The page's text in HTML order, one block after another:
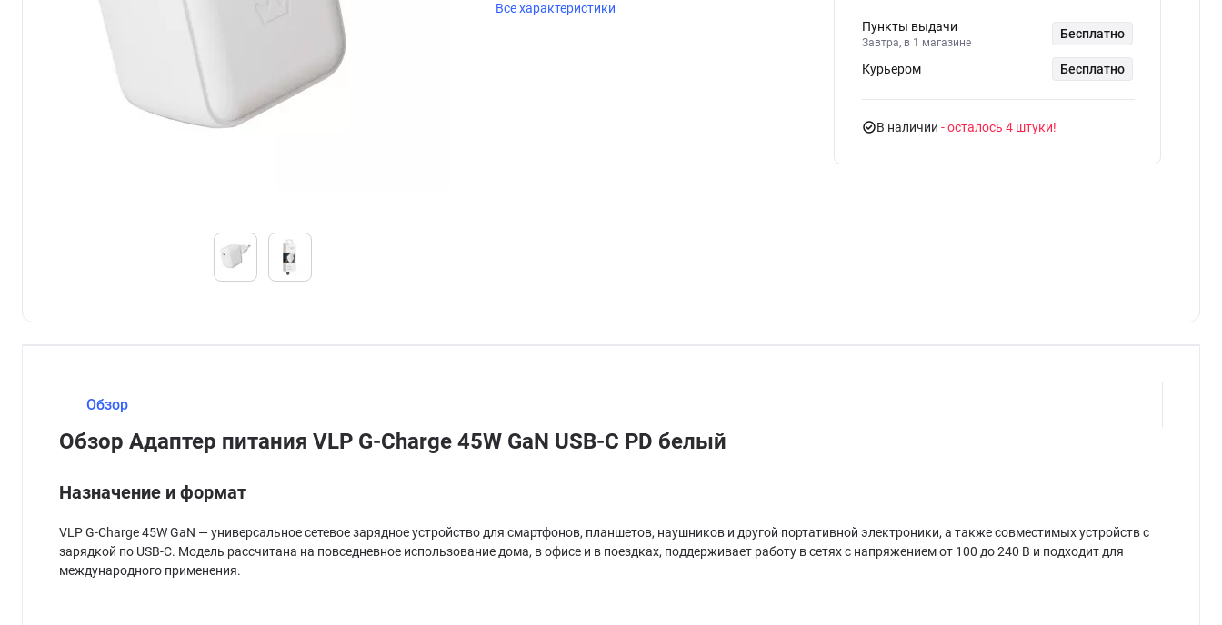
Все характеристики
Пункты выдачи
Завтра, в 1 магазине
Бесплатно
Курьером Бесплатно
В наличии - осталось 4 штуки
Обзор
Обзор Адаптер питания VLP G-Charge 45W GaN USB-C PD белый
Назначение и формат
VLP G-Charge 45W GaN — универсальное сетевое зарядное устройство для смартфонов, планшетов, наушников и другой портативной электроники, а также совместимых устройств с
зарядкой по USB-C. Модель рассчитана на повседневное использование дома, в офисе и в поездках, поддерживает работу в сетях с напряжением от 100 до 240 В и подходит для
международного применения.